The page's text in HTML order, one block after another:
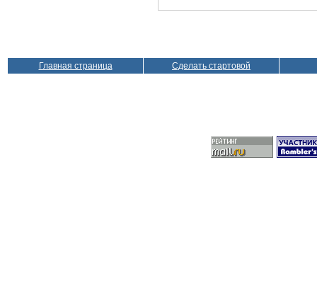
Главная страница Сделать стартовой